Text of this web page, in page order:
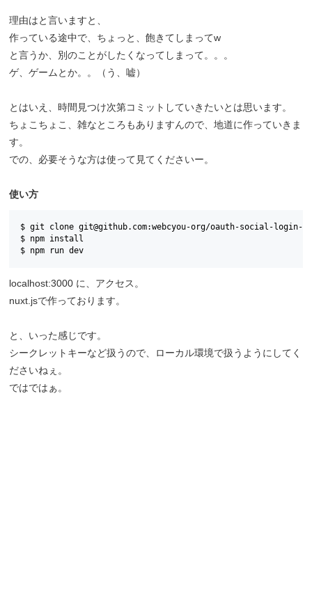
理由はと言いますと、
作っている途中で、ちょっと、飽きてしまってw
と言うか、別のことがしたくなってしまって。。。
ゲ、ゲームとか。。（う、嘘）
とはいえ、時間見つけ次第コミットしていきたいとは思います。
ちょこちょこ、雑なところもありますんので、地道に作っていきま
す。
での、必要そうな方は使って見てくださいー。
使い方
$ git clone git@github.com:webcyou-org/oauth-social-login-
$ npm install
localhost:3000 に、アクセス。
nuxt.jsで作っております。
と、いった感じです。
シークレットキーなど扱うので、ローカル環境で扱うようにしてく
ださいねぇ。
ではではぁ。